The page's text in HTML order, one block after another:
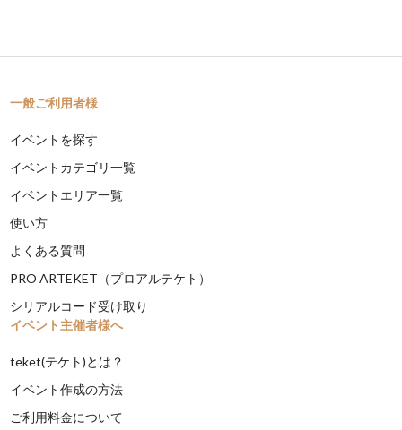
一般ご利用者様
イベントを探す
イベントカテゴリ一覧
イベントエリア一覧
使い方
よくある質問
PRO ARTEKET（プロアルテケト）
シリアルコード受け取り
イベント主催者様へ
teket(テケト)とは？
イベント作成の方法
ご利用料金について